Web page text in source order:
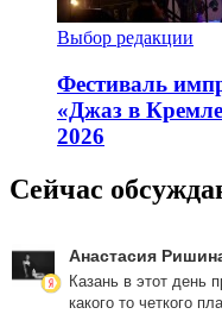
Выбор редакции
Фестиваль
«Джаз в
2026
Сейчас
Анастасия
Казань в этот день
какого то четкого